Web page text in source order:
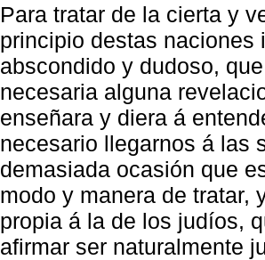
Para tratar de la cierta y
principio destas naciones
abscondido y dudoso,
necesaria alguna
enseñara y diera á
necesario llegarnos á las
demasiada ocasión que
modo y manera de tratar,
propia á la de los judíos,
afirmar ser naturalmente